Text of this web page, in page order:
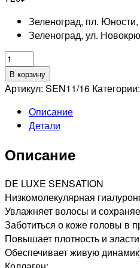
Зеленоград, пл.
Зеленоград, ул.
Количество
товара
ESTEL
11/16
SENSATION
LUXE
КРАСКА
ДЛЯ
ВОЛОС
ОЧЕНЬ
СВЕТЛЫЙ
БЛОНДИН
ПЕПЕЛЬНО-
В корзину
Артикул: SEN11/16 Категории:
Описание
Детали
Описание
DE LUXE SENSATION
Низкомолекулярная
Увлажняет волосы и
Заботиться о коже головы в
Повышает плотность и
Обеспечивает живую